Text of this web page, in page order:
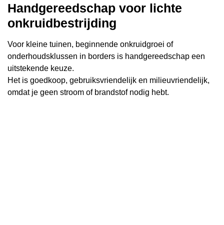
Handgereedschap voor lichte
onkruidbestrijding
Voor kleine tuinen, beginnende onkruidgroei of
onderhoudsklussen in borders is handgereedschap een
uitstekende keuze.
Het is goedkoop, gebruiksvriendelijk en milieuvriendelijk,
omdat je geen stroom of brandstof nodig hebt.